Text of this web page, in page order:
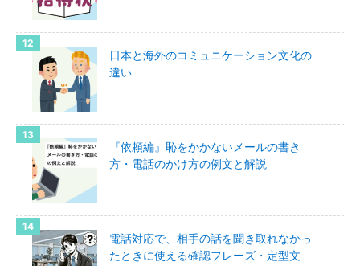
日本と海外のコミュニケーション文化の
違い
『依頼編』恥をかかないメールの書き
方・電話のかけ方の例文と解説
電話対応で、相手の話を聞き取れなかっ
たときに使える確認フレーズ・定型文